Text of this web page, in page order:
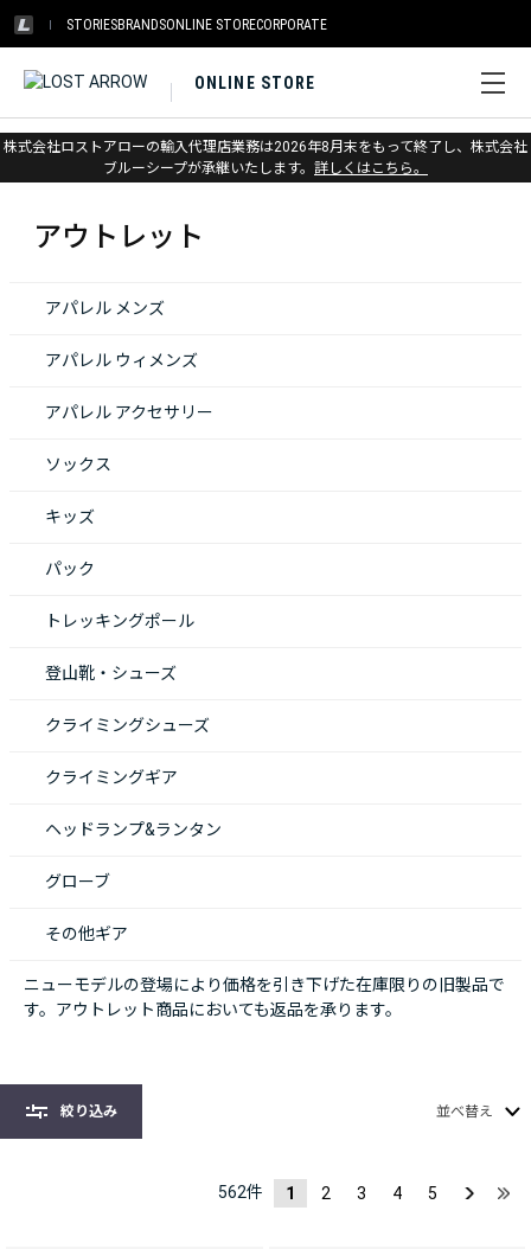
STORIESBRANDSONLINE STORECORPORATE
ONLINE STORE
株式会社ロストアローの輸入代理店業務は2026年8月末をもって終了し、株式会社
ブルーシープが承継いたします。 詳しくはこちら。
ホーム > アウトレット
アウトレット
ニューモデルの登場により価格を引き下げた在庫限りの旧製品で
す。アウトレット商品においても返品を承ります。
絞り込み 並べ替え
562件 1 2 3 4 5
アパレル メンズ
アパレル ウィメンズ
アパレル アクセサリー
ソックス
キッズ
パック
トレッキングポール
登山靴・シューズ
クライミングシューズ
クライミングギア
ヘッドランプ&ランタン
グローブ
その他ギア